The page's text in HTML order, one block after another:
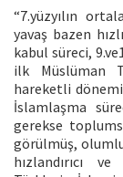
“7.yüzyılın
yavaş bazen
kabul süreci,
ilk Müslüman
hareketli
İslamlaşma
gerekse
görülmüş,
hızlandırıcı